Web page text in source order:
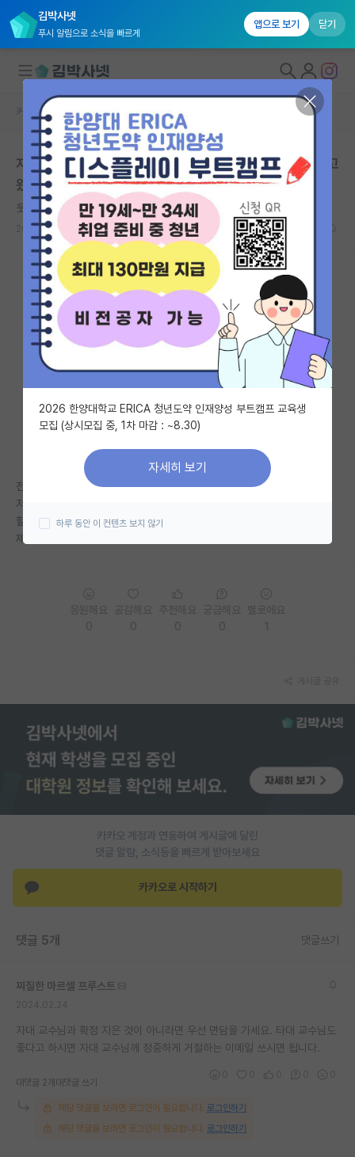
김박사넷
푸시 알림으로 소식을 빠르게
앱으로 보기 닫기
대학원생 모집
국내대학원 정보
연구실&오픈랩
커뮤니티
커뮤니티 홈
전체글보기
베스트 게시판
IF 명예의전당
자유 게시판(아무개랩)
미국 유학 게시판
미국 대학원 합격 후기 게시판
대학원생 모집 게시판
연구실(PI) 홍보 게시판
임용 후기 게시판
PI 전용 게시판
인문사회 계열 게시판
특수/전문대학원 게시판
반도체/AI 게시판
장학금/장학생 게시판
유학교육
반도체 아카데미
재팬라운지 🌸
커뮤니티 홈 자유 게시판(아무개랩)
자대 연구실 학부연구생 면담하고 긍정적으로 답변 드리고
왔는데
웃는 블레즈 파스칼
2024.02.24 5 2069
전에 컨택했던 타대 교수님께서 뒤늦게 면담하자고 답장을 주셨습니다..
저는 가능하다면 타대로 가고 싶은데 자대 교수님께 어떻게 말씀을 드려야
할까요??
제발 조언 부탁드립니다.
카카오 계정과 연동하여 게시글에 달린
댓글 알람, 소식등을 빠르게 받아보세요
카카오로 시작하기
댓글 5개 댓글쓰기
찌질한 마르셀 프루스트
자대 교수님과 확정 지은 것이 아니라면 우선 면담을 가세요. 타대 교수님도
좋다고 하시면 자대 교수님께 정중하게 거절하는 이메일 쓰시면 됩니다.
대댓글 2개 대댓글 쓰기
해당 댓글을 보려면 로그인이 필요합니다. 로그인하기
해당 댓글을 보려면 로그인이 필요합니다. 로그인하기
2026 한양대학교 ERICA 청년도약 인재양성 부트캠프 교육생
모집 (상시모집 중, 1차 마감 : ~8.30)
자세히 보기
하루 동안 이 컨텐츠 보지 않기